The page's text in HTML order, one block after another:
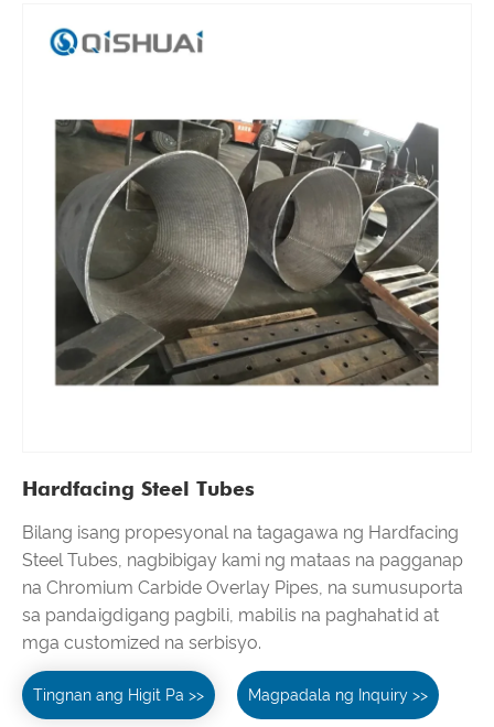
Hardfacing Steel Tubes
Bilang isang propesyonal na tagagawa ng Hardfacing
Steel Tubes, nagbibigay kami ng mataas na pagganap
na Chromium Carbide Overlay Pipes, na sumusuporta
sa pandaigdigang pagbili, mabilis na paghahatid at
mga customized na serbisyo.
Tingnan ang Higit Pa >> Magpadala ng Inquiry >>